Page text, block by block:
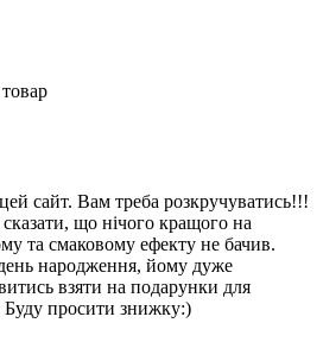
сайт. Вам треба розкручуватись!!!
що нічого кращого на
та смаковому ефекту не бачив.
народження, йому дуже
взяти на подарунки для
просити знижку:)